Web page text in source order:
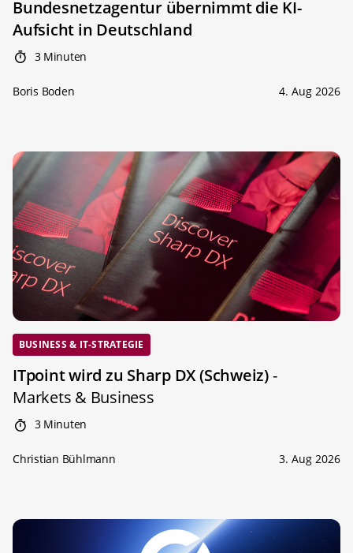
Bundesnetzagentur übernimmt die KI-
Aufsicht in Deutschland
3 Minuten
Boris Boden 4. Aug 2026
BUSINESS & IT-STRATEGIE
ITpoint wird zu Sharp DX (Schweiz)-
Markets & Business
3 Minuten
Christian Bühlmann 3. Aug 2026